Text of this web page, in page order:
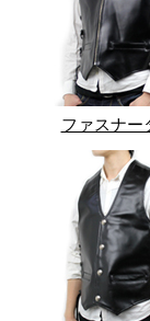
ファスナー